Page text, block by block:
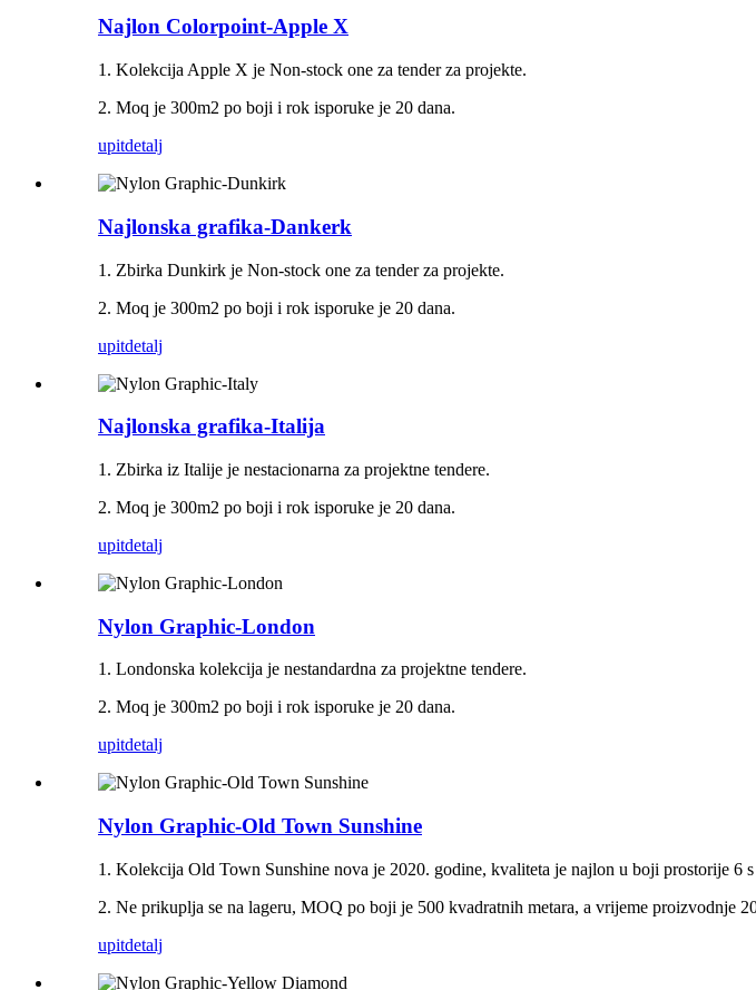
Najlon Colorpoint-Apple X
1. Kolekcija Apple X je Non-stock one za tender za projekte.
2. Moq je 300m2 po boji i rok isporuke je 20 dana.
upitdetalj
Najlonska grafika-Dankerk
1. Zbirka Dunkirk je Non-stock one za tender za projekte.
2. Moq je 300m2 po boji i rok isporuke je 20 dana.
upitdetalj
Najlonska grafika-Italija
1. Zbirka iz Italije je nestacionarna za projektne tendere.
2. Moq je 300m2 po boji i rok isporuke je 20 dana.
upitdetalj
Nylon Graphic-London
1. Londonska kolekcija je nestandardna za projektne tendere.
2. Moq je 300m2 po boji i rok isporuke je 20 dana.
upitdetalj
Nylon Graphic-Old Town Sunshine
1. Kolekcija Old Town Sunshine nova je 2020. godine, kvaliteta je najlon u boji prostorije 6
2. Ne prikuplja se na lageru, MOQ po boji je 500 kvadratnih metara, a vrijeme proizvodnje
upitdetalj